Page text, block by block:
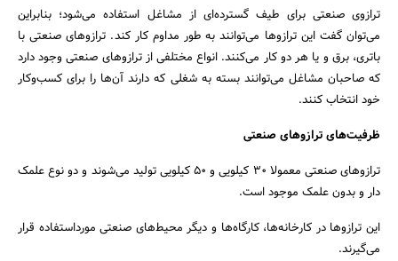
ترازوی صنعتی برای طیف گسترده‌ای از مشاغل استفاده می‌شود؛ بنابراین
می‌توان گفت این ترازوها می‌توانند به طور مداوم کار کند. ترازوهای صنعتی با
باتری، برق و یا هر دو کار می‌کنند. انواع مختلفی از ترازوهای صنعتی وجود دارد
که صاحبان مشاغل می‌توانند بسته به شغلی که دارند آن‌ها را برای کسب‌وکار
خود انتخاب کنند.
ظرفیت‌های ترازوهای صنعتی
ترازوهای صنعتی معمولا ۳۰ کیلویی و ۵۰ کیلویی تولید می‌شوند و دو نوع علمک
‌دار و بدون علمک موجود است.
این ترازوها در کارخانه‌ها، کارگاه‌ها و دیگر محیط‌های صنعتی مورداستفاده قرار
می‌گیرند.